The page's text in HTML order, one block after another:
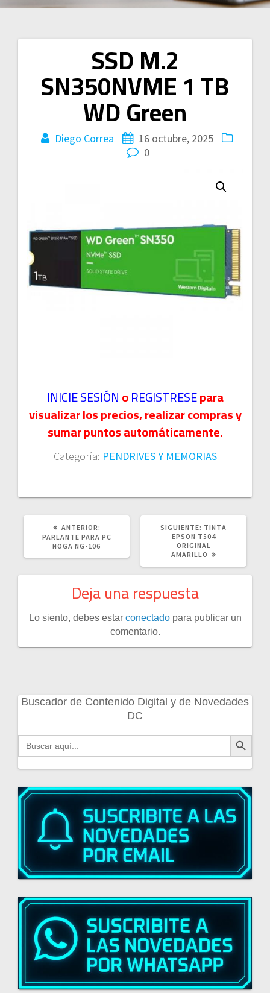
SSD M.2
SN350NVME 1 TB
WD Green
Diego Correa
16 octubre, 2025
0
INICIE SESIÓNoREGISTRESEpara
visualizar los precios, realizar compras y
sumar puntos automáticamente.
Categoría: PENDRIVES Y MEMORIAS
Navegación
de
entradas
ANTERIOR:
ANTERIOR:
PARLANTE PARA PC
NOGA NG-106
SIGUIENTE: SIGUIENTE
POST:
TINTA
EPSON T504
ORIGINAL
AMARILLO
Deja una respuesta
Lo siento, debes estar conectadopara publicar un
comentario.
Buscador de Contenido Digital y de Novedades
DC
Buscar: Botón de búsqueda